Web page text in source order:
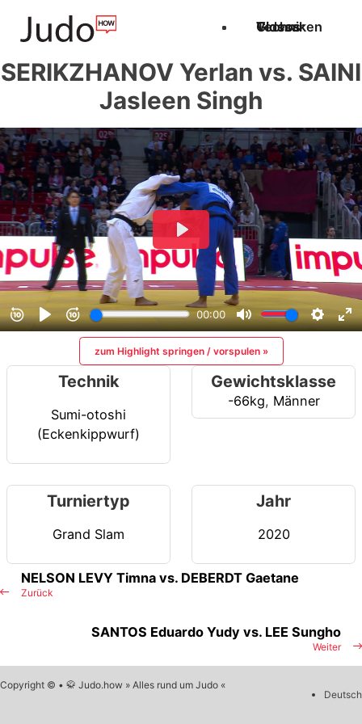
Techniken
Videos
Glossar
SERIKZHANOV Yerlan vs. SAINI
Jasleen Singh
zum Highlight springen / vorspulen »
Technik
Sumi-otoshi
(Eckenkippwurf)
Gewichtsklasse
-66kg, Männer
Turniertyp
Grand Slam
Jahr
2020
Zurück
NELSON LEVY Timna vs. DEBERDT Gaetane
Weiter
SANTOS Eduardo Yudy vs. LEE Sungho
Copyright © • 🥋 Judo.how » Alles rund um Judo «
Deutsch